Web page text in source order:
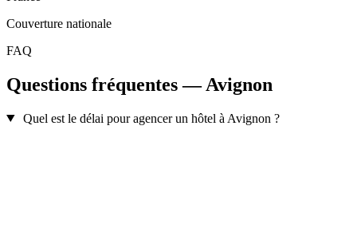
Couverture nationale
FAQ
Questions fréquentes — Avignon
Quel est le délai pour agencer un hôtel à Avignon ?